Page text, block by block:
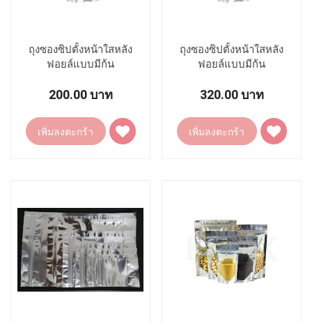
ถุงซองซิปตั้งหน้าใสหลัง
ฟอยล์แบบมีก้น
200.00 บาท
เพิ่มลงตะกร้า
เพิ่ม
ไป
ถุงซองซิปตั้งหน้าใสหลัง
ฟอยล์แบบมีก้น
320.00 บาท
เพิ่มลงตะกร้า
เพิ่ม
ไป